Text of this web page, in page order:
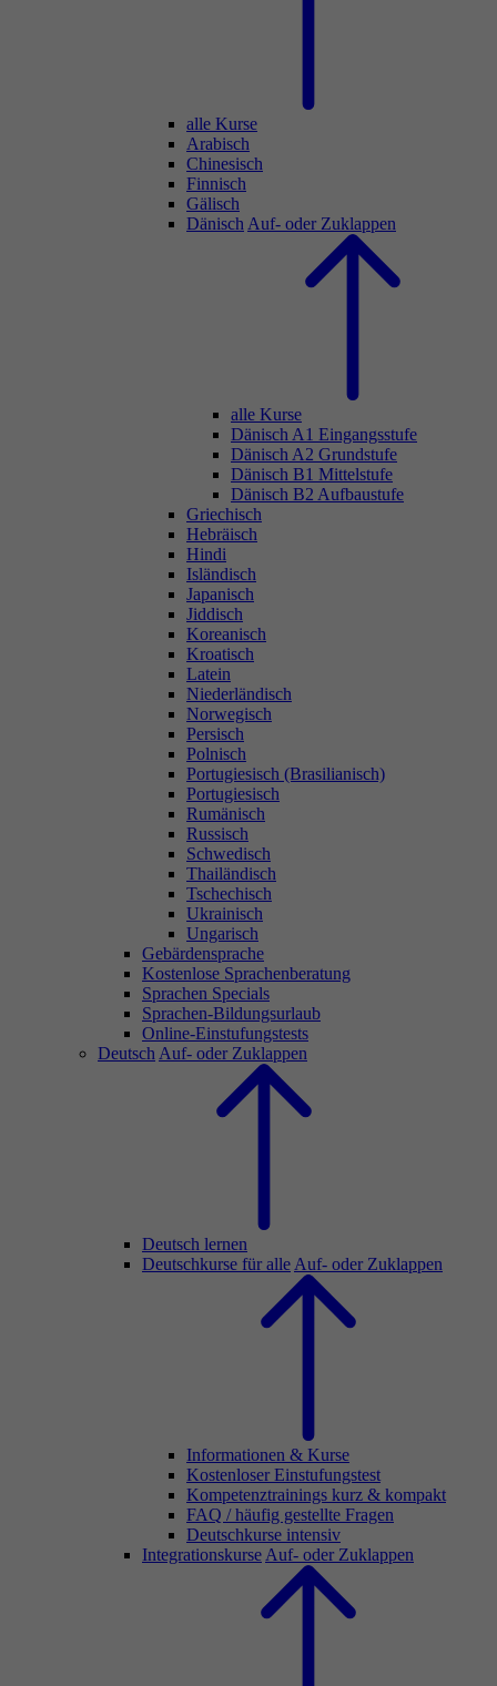
alle Kurse
Arabisch
Chinesisch
Finnisch
Gälisch
Dänisch Auf- oder Zuklappen
alle Kurse
Dänisch A1 Eingangsstufe
Dänisch A2 Grundstufe
Dänisch B1 Mittelstufe
Dänisch B2 Aufbaustufe
Griechisch
Hebräisch
Hindi
Isländisch
Japanisch
Jiddisch
Koreanisch
Kroatisch
Latein
Niederländisch
Norwegisch
Persisch
Polnisch
Portugiesisch (Brasilianisch)
Portugiesisch
Rumänisch
Russisch
Schwedisch
Thailändisch
Tschechisch
Ukrainisch
Ungarisch
Gebärdensprache
Kostenlose Sprachenberatung
Sprachen Specials
Sprachen-Bildungsurlaub
Online-Einstufungstests
Deutsch Auf- oder Zuklappen
Deutsch lernen
Deutschkurse für alle Auf- oder Zuklappen
Informationen & Kurse
Kostenloser Einstufungstest
Kompetenztrainings kurz & kompakt
FAQ / häufig gestellte Fragen
Deutschkurse intensiv
Integrationskurse Auf- oder Zuklappen